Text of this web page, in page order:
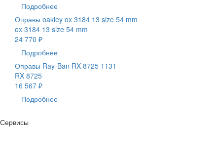
Подробнее
Оправы oakley ox 3184 13 size 54 mm
ox 3184 13 size 54 mm
24 770 ₽
Подробнее
Оправы Ray-Ban RX 8725 1131
RX 8725
16 567 ₽
Подробнее
Сервисы